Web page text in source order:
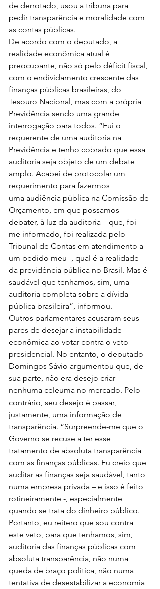
de derrotado, usou a tribuna para
pedir transparência e moralidade com
as contas públicas.
De acordo com o deputado, a
realidade econômica atual é
preocupante, não só pelo déficit fiscal,
com o endividamento crescente das
finanças públicas brasileiras, do
Tesouro Nacional, mas com a própria
Previdência sendo uma grande
interrogação para todos. “Fui o
requerente de uma auditoria na
Previdência e tenho cobrado que essa
auditoria seja objeto de um debate
amplo. Acabei de protocolar um
requerimento para fazermos
uma audiência pública na Comissão de
Orçamento, em que possamos
debater, à luz da auditoria – que, foi-
me informado, foi realizada pelo
Tribunal de Contas em atendimento a
um pedido meu -, qual é a realidade
da previdência pública no Brasil. Mas é
saudável que tenhamos, sim, uma
auditoria completa sobre a dívida
pública brasileira”, informou.
Outros parlamentares acusaram seus
pares de desejar a instabilidade
econômica ao votar contra o veto
presidencial. No entanto, o deputado
Domingos Sávio argumentou que, de
sua parte, não era desejo criar
nenhuma celeuma no mercado. Pelo
contrário, seu desejo é passar,
justamente, uma informação de
transparência. “Surpreende-me que o
Governo se recuse a ter esse
tratamento de absoluta transparência
com as finanças públicas. Eu creio que
auditar as finanças seja saudável, tanto
numa empresa privada – e isso é feito
rotineiramente -, especialmente
quando se trata do dinheiro público.
Portanto, eu reitero que sou contra
este veto, para que tenhamos, sim,
auditoria das finanças públicas com
absoluta transparência, não numa
queda de braço política, não numa
tentativa de desestabilizar a economia